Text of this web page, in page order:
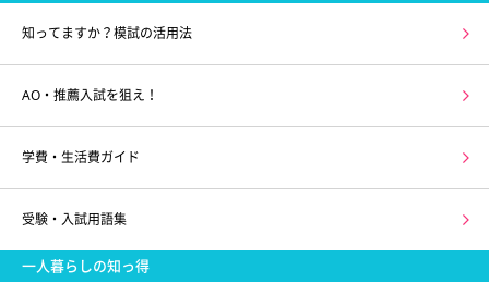
知ってますか？模試の活用法
AO・推薦入試を狙え！
学費・生活費ガイド
受験・入試用語集
一人暮らしの知っ得